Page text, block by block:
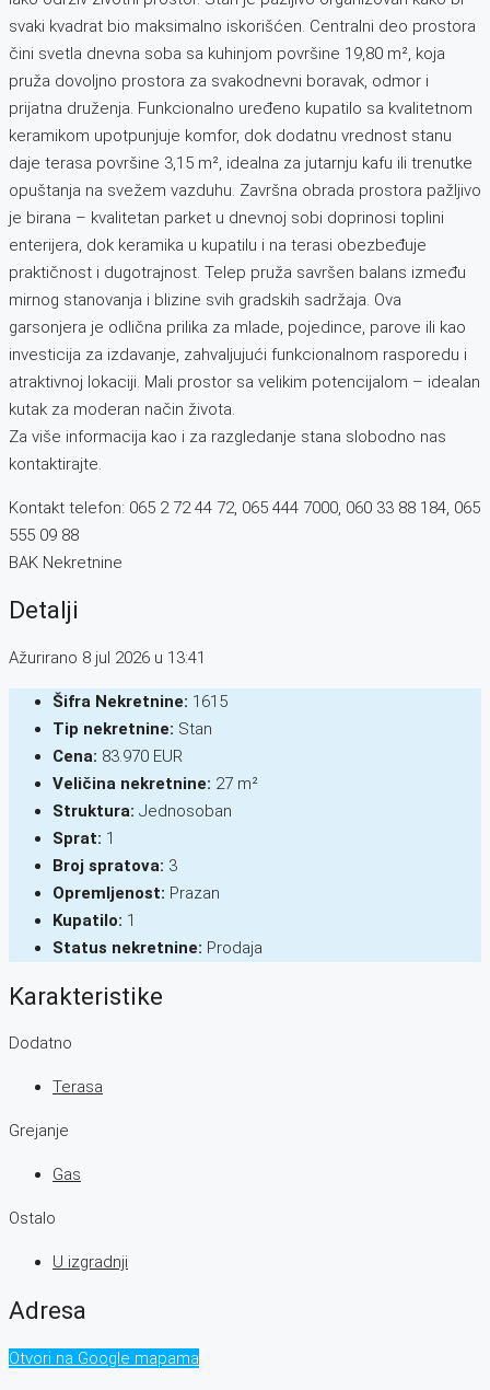
svaki kvadrat bio maksimalno iskorišćen. Centralni deo prostora
čini svetla dnevna soba sa kuhinjom površine 19,80 m², koja
pruža dovoljno prostora za svakodnevni boravak, odmor i
prijatna druženja. Funkcionalno uređeno kupatilo sa kvalitetnom
keramikom upotpunjuje komfor, dok dodatnu vrednost stanu
daje terasa površine 3,15 m², idealna za jutarnju kafu ili trenutke
opuštanja na svežem vazduhu. Završna obrada prostora pažljivo
je birana – kvalitetan parket u dnevnoj sobi doprinosi toplini
enterijera, dok keramika u kupatilu i na terasi obezbeđuje
praktičnost i dugotrajnost. Telep pruža savršen balans između
mirnog stanovanja i blizine svih gradskih sadržaja. Ova
garsonjera je odlična prilika za mlade, pojedince, parove ili kao
investicija za izdavanje, zahvaljujući funkcionalnom rasporedu i
atraktivnoj lokaciji. Mali prostor sa velikim potencijalom – idealan
kutak za moderan način života.
Za više informacija kao i za razgledanje stana slobodno nas
kontaktirajte.
Kontakt telefon: 065 2 72 44 72, 065 444 7000, 060 33 88 184, 065
555 09 88
BAK Nekretnine
Detalji
Ažurirano 8 jul 2026 u 13:41
Šifra Nekretnine: 1615
Tip nekretnine: Stan
Cena: 83.970 EUR
Veličina nekretnine: 27 m²
Struktura: Jednosoban
Sprat: 1
Broj spratova: 3
Opremljenost: Prazan
Kupatilo: 1
Status nekretnine: Prodaja
Karakteristike
Dodatno
Terasa
Grejanje
Gas
Ostalo
U izgradnji
Adresa
Otvori na Google mapama